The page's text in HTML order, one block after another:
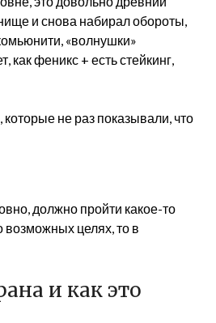
и снова набирал обороты,
«волнушки»
как феникс + есть стейкинг,
не раз показывали, что
должно пройти какое-то
целях, то в
и как это